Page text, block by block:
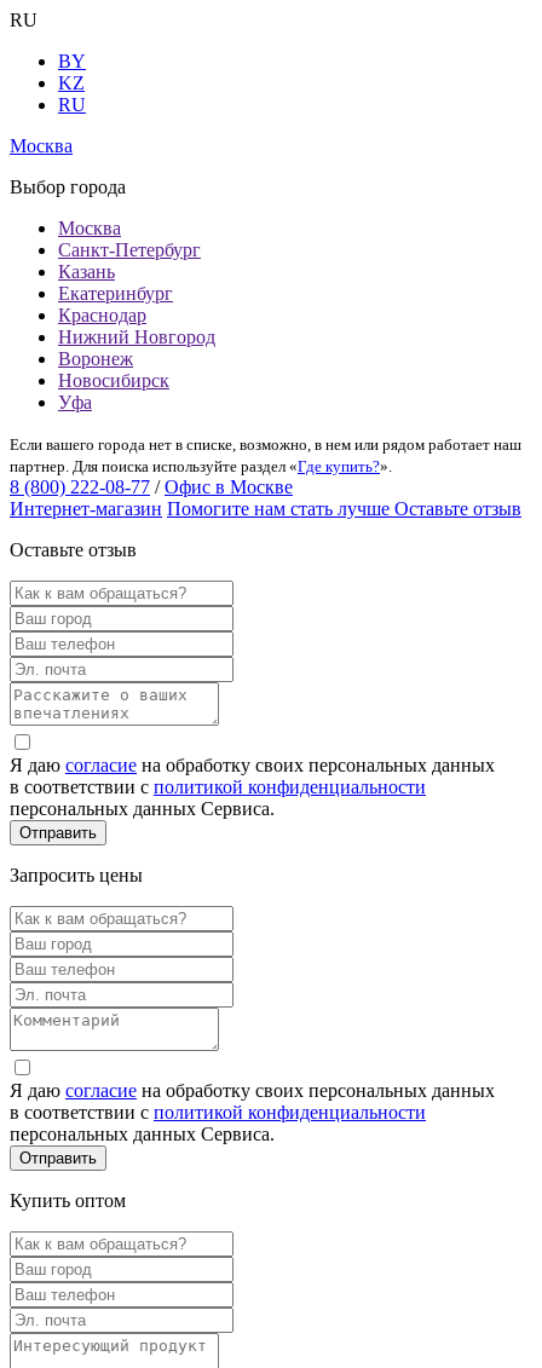
RU
BY
KZ
RU
Москва
Выбор города
Москва
Санкт-Петербург
Казань
Екатеринбург
Краснодар
Нижний Новгород
Воронеж
Новосибирск
Уфа
Если вашего города нет в списке, возможно, в нем или рядом работает наш
партнер. Для поиска используйте раздел «Где купить?».
8 (800) 222-08-77 / Офис в Москве
Интернет-магазин Помогите нам стать лучше Оставьте отзыв
Оставьте отзыв
Я даю согласие на обработку своих персональных данных
в соответствии с политикой конфиденциальности
персональных данных Сервиса.
Запросить цены
Я даю согласие на обработку своих персональных данных
в соответствии с политикой конфиденциальности
персональных данных Сервиса.
Купить оптом